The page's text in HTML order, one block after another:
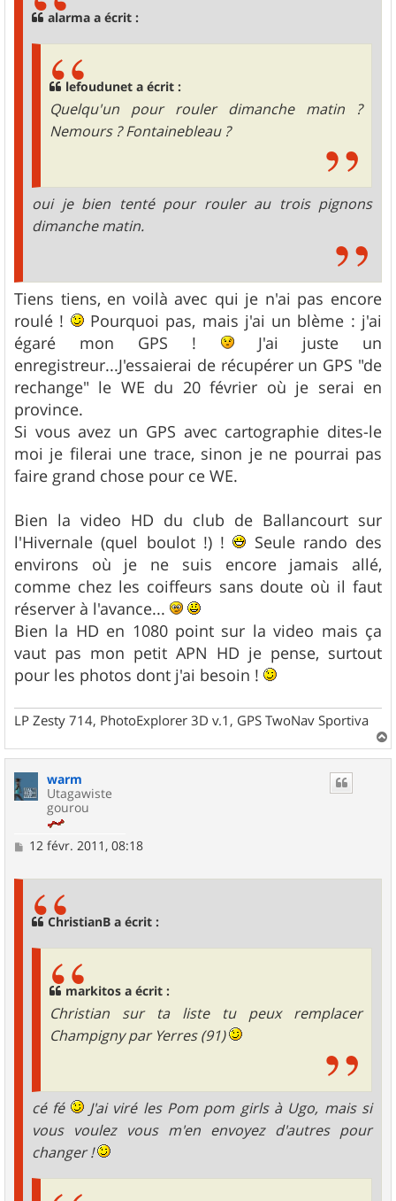
alarma a écrit :
lefoudunet a écrit :
Quelqu'un pour rouler dimanche matin ?
Nemours ? Fontainebleau ?
oui je bien tenté pour rouler au trois pignons
dimanche matin.
Tiens tiens, en voilà avec qui je n'ai pas encore
roulé !
Pourquoi pas, mais j'ai un blème : j'ai
égaré mon GPS !
J'ai juste un
enregistreur...J'essaierai de récupérer un GPS "de
rechange" le WE du 20 février où je serai en
province.
Si vous avez un GPS avec cartographie dites-le
moi je filerai une trace, sinon je ne pourrai pas
faire grand chose pour ce WE.
Bien la video HD du club de Ballancourt sur
l'Hivernale (quel boulot !) !
Seule rando des
environs où je ne suis encore jamais allé,
comme chez les coiffeurs sans doute où il faut
réserver à l'avance...
Bien la HD en 1080 point sur la video mais ça
vaut pas mon petit APN HD je pense, surtout
pour les photos dont j'ai besoin !
LP Zesty 714, PhotoExplorer 3D v.1, GPS TwoNav Sportiva
a
warm
Utagawiste
gourou
M12 févr. 2011, 08:18
ChristianB a écrit :
markitos a écrit :
Christian sur ta liste tu peux remplacer
Champigny par Yerres (91)
cé fé
J'ai viré les Pom pom girls à Ugo, mais si
vous voulez vous m'en envoyez d'autres pour
changer !